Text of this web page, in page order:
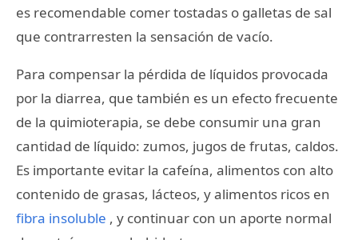
es recomendable comer tostadas o galletas de sal
que contrarresten la sensación de vacío.
Para compensar la pérdida de líquidos provocada
por la diarrea, que también es un efecto frecuente
de la quimioterapia, se debe consumir una gran
cantidad de líquido: zumos, jugos de frutas, caldos.
Es importante evitar la cafeína, alimentos con alto
contenido de grasas, lácteos, y alimentos ricos en
fibra insoluble , y continuar con un aporte normal